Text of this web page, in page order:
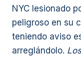
NYC lesionado
peligroso en su
teniendo aviso
arreglándolo.